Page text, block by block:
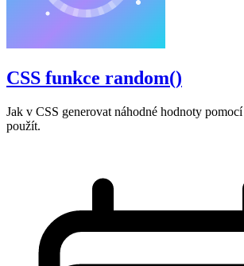
CSS funkce random()
Jak v CSS generovat náhodné hodnoty pomocí
použít.